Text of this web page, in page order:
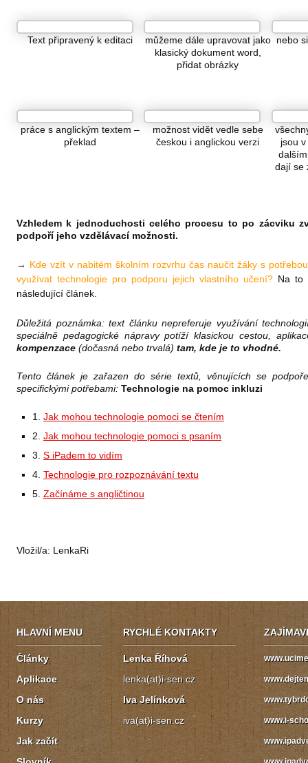
Text připravený k editaci
můžeme dále upravovat jako
klasický dokument word,
přidat obrázky
nebo
práce s anglickým textem –
překlad
možnost vidět vedle sebe
českou i anglickou verzi
jsou
dají se
Vzhledem k jednoduchosti celého procesu to po zácviku
podpoří jeho vzdělávací možnosti.
→ Kde vzít v nabitém školním rozvrhu čas naučit žáky s
využívat technologie pro podporu jejich vlastního učení? Na to
následující článek.
Důležitá poznámka: text článku nepreferuje využívání
speciálně pedagogické nápravy potíží klasickou cestou,
kompenzace (dočasná nebo trvalá) tam, kde je to vhodné.
Tento článek je zařazen do série textů, věnujících se
specifickými potřebami: Technologie na pomoc inkluzi
1. Jak mohou technologie pomoci se čtením
2. Jak mohou technologie pomoci s psaním
3. S iPadem to vidím
4. Technologie pro rozpoznávání textu
5. Začínáme s angličtinou
Vložil/a: LenkaRi
HLAVNÍ MENU
Články
Aplikace
O nás
Kurzy
Jak začít
RYCHLÉ KONTAKTY
Lenka Říhová
lenka(at)i-sen.cz
Iva Jelínková
iva(at)i-sen.cz
www.i-